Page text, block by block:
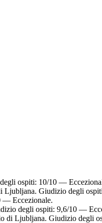
ospiti: 10/10 —
Ljubljana. Giudizio degli
— Eccezionale.
degli ospiti: 9,6/10 —
di Ljubljana. Giudizio degli